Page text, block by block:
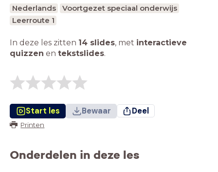
Nederlands
Voortgezet speciaal onderwijs
Leerroute 1
In deze les zitten 14 slides, met interactieve
quizzen en tekstslides.
Start les Bewaar Deel
Printen
Onderdelen in deze les